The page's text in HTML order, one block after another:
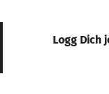
Logg Dich